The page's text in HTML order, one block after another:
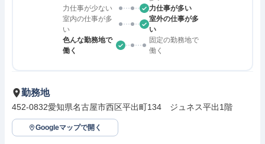
力仕事が少ない
力仕事が多い
室内の仕事が多
い
室外の仕事が多
い
色んな勤務地で
働く
固定の勤務地で
働く
勤務地
452-0832愛知県名古屋市西区平出町134　ジュネス平出1階
Googleマップで開く